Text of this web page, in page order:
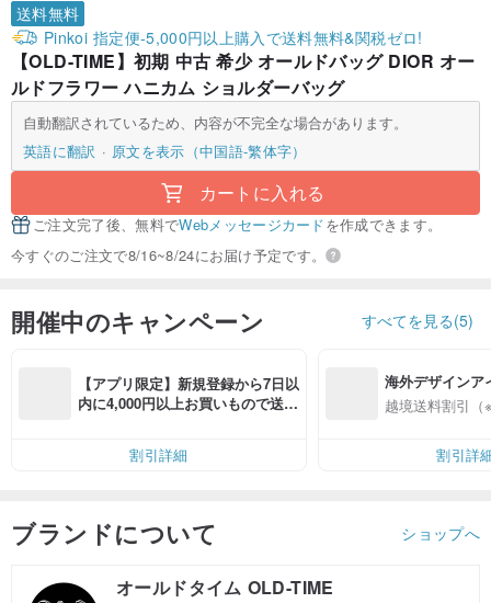
送料無料
Pinkoi 指定便-5,000円以上購入で送料無料&関税ゼロ!
【OLD-TIME】初期 中古 希少 オールドバッグ DIOR オー
ルドフラワー ハニカム ショルダーバッグ
自動翻訳されているため、内容が不完全な場合があります。
英語に翻訳
原文を表示（中国語-繁体字）
カートに入れる
ご注文完了後、無料でWebメッセージカードを作成できます。
今すぐのご注文で8/16~8/24にお届け予定です。
開催中のキャンペーン すべてを見る(5)
【アプリ限定】新規登録から7日以
内に4,000円以上お買いもので送料
割引詳細
海外デザインア
入
越境送料割引（
割引詳
ブランドについて ショップへ
オールドタイム OLD-TIME